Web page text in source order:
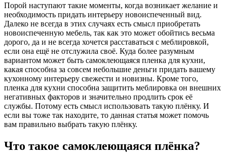
Порой наступают такие моменты, когда возникает желание и
необходимость придать интерьеру новоиспеченный вид.
Далеко не всегда в этих случаях есть смысл приобретать
новоиспеченную мебель, так как это может обойтись весьма
дорого, да и не всегда хочется расставаться с меблировкой,
если она ещё не отслужила своё. Куда более разумным
вариантом может быть самоклеющаяся пленка для кухни,
какая способна за совсем небольшие деньги придать вашему
кухонному интерьеру свежести и новизны. Кроме того,
пленка для кухни способна защитить меблировка он внешних
негативных факторов и значительно продлить срок её
службы. Потому есть смысл использовать такую плёнку. И
если вы тоже так находите, то данная статья может помочь
вам правильно выбрать такую плёнку.
Что такое самоклеющаяся плёнка?